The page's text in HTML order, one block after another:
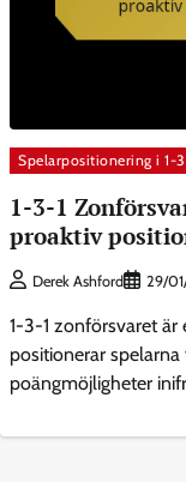
Spelarpositionering i 1-
1-3-1
proaktiv
Derek Ashford 29/
1-3-1 zonförsvaret
positionerar
poängmöjligheter